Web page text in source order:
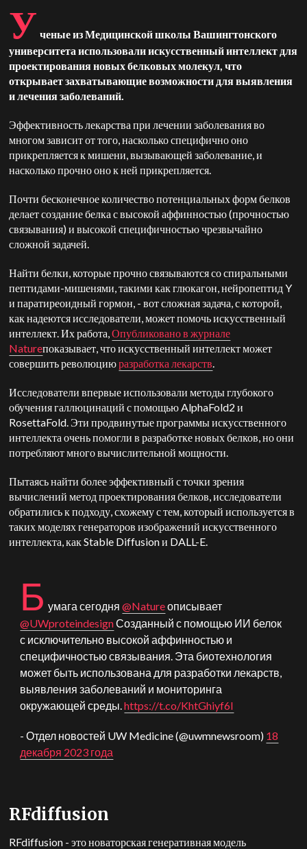
У ченые из Медицинской школы Вашингтонского
университета использовали искусственный интеллект для
проектирования новых белковых молекул, что
открывает захватывающие возможности для выявления
и лечения заболеваний.
Эффективность лекарства при лечении заболевания во
многом зависит от того, насколько специфично оно
прикрепляется к мишени, вызывающей заболевание, и
насколько прочно оно к ней прикрепляется.
Почти бесконечное количество потенциальных форм белков
делает создание белка с высокой аффинностью (прочностью
связывания) и высокой специфичностью чрезвычайно
сложной задачей.
Найти белки, которые прочно связываются со спиральными
пептидами-мишенями, такими как глюкагон, нейропептид Y
и паратиреоидный гормон, - вот сложная задача, с которой,
как надеются исследователи, может помочь искусственный
интеллект. Их работа,Опубликовано в журнале
Natureпоказывает, что искусственный интеллект может
совершить революциюразработка лекарств.
Исследователи впервые использовали методы глубокого
обучения галлюцинаций с помощью AlphaFold2 и
RosettaFold. Эти продвинутые программы искусственного
интеллекта очень помогли в разработке новых белков, но они
потребляют много вычислительной мощности.
Пытаясь найти более эффективный с точки зрения
вычислений метод проектирования белков, исследователи
обратились к подходу, схожему с тем, который используется в
таких моделях генераторов изображений искусственного
интеллекта, как Stable Diffusion и DALL-E.
Б умага сегодня@Natureописывает
@UWproteindesignСозданный с помощью ИИ белок
с исключительно высокой аффинностью и
специфичностью связывания. Эта биотехнология
может быть использована для разработки лекарств,
выявления заболеваний и мониторинга
окружающей среды.https://t.co/KhtGhiyf6I
- Отдел новостей UW Medicine (@uwmnewsroom) 18
декабря 2023 года
RFdiffusion
RFdiffusion - это новаторская генеративная модель